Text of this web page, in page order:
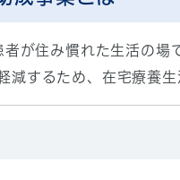
が住み慣れた生活の
減するため、在宅療養